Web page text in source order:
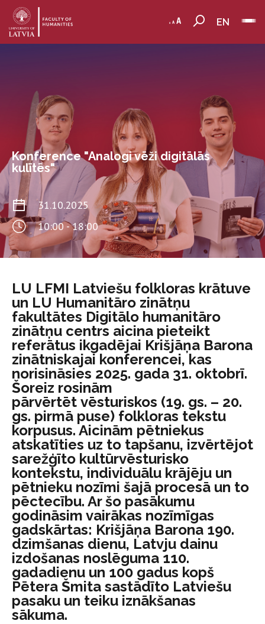
EN
Konference "Analogi vēži digitālās
kulītēs"
31.10.2025
10:00 - 18:00
LU LFMI Latviešu folkloras krātuve
un LU Humanitāro zinātņu
fakultātes Digitālo humanitāro
zinātņu centrs aicina pieteikt
referātus ikgadējai Krišjāņa Barona
zinātniskajai konferencei, kas
norisināsies 2025. gada 31. oktobrī.
Šoreiz rosinām
pārvērtēt vēsturiskos (19. gs. – 20.
gs. pirmā puse) folkloras tekstu
korpusus. Aicinām pētniekus
atskatīties uz to tapšanu, izvērtējot
sarežģīto kultūrvēsturisko
kontekstu, individuālu krājēju un
pētnieku nozīmi šajā procesā un to
pēctecību. Ar šo pasākumu
godināsim vairākas nozīmīgas
gadskārtas: Krišjāņa Barona 190.
dzimšanas dienu, Latvju dainu
izdošanas noslēguma 110.
gadadienu un 100 gadus kopš
Pētera Šmita sastādīto Latviešu
pasaku un teiku iznākšanas
sākuma.